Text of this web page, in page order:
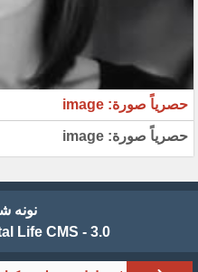
حصرياً صورة: image
حصرياً صورة: image
نونه
Life CMS - 3.0